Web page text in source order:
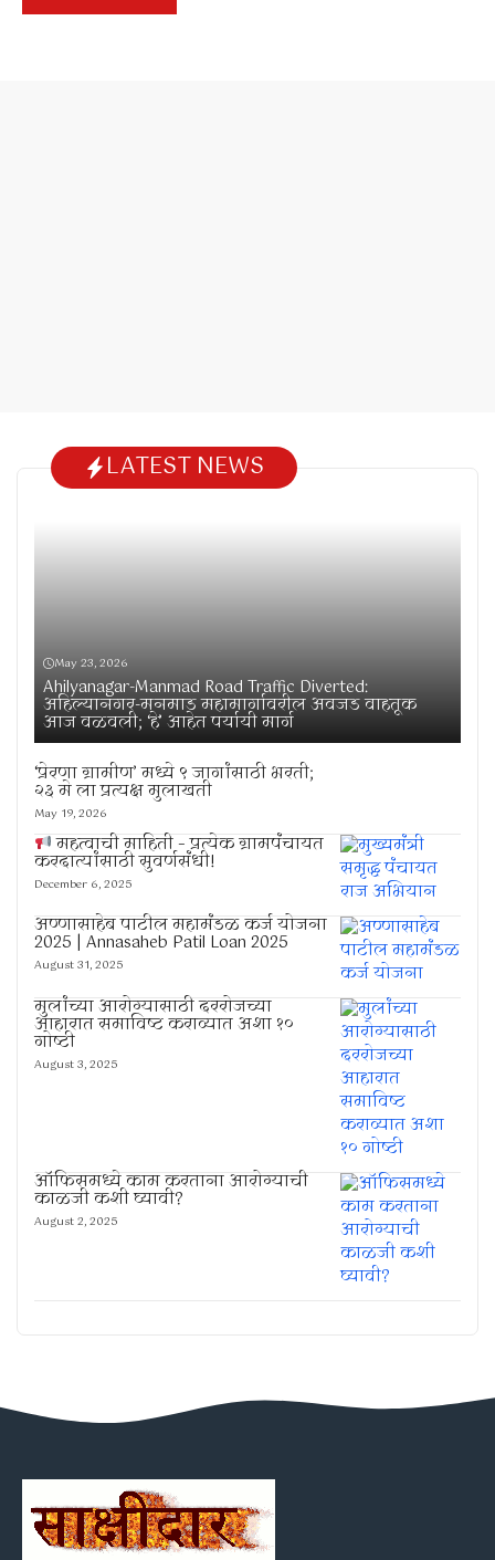
LATEST NEWS
May 23, 2026
Ahilyanagar-Manmad Road Traffic Diverted:
अहिल्यानगर-मनमाड महामार्गावरील अवजड वाहतूक
आज वळवली; ‘हे’ आहेत पर्यायी मार्ग
‘प्रेरणा ग्रामीण’ मध्ये ९ जागांसाठी भरती;
२३ मे ला प्रत्यक्ष मुलाखती
May 19, 2026
महत्वाची माहिती – प्रत्येक ग्रामपंचायत
करदात्यांसाठी सुवर्णसंधी!
December 6, 2025
अण्णासाहेब पाटील महामंडळ कर्ज योजना
2025 | Annasaheb Patil Loan 2025
August 31, 2025
मुलांच्या आरोग्यासाठी दररोजच्या
आहारात समाविष्ट कराव्यात अशा १०
गोष्टी
August 3, 2025
ऑफिसमध्ये काम करताना आरोग्याची
काळजी कशी घ्यावी?
August 2, 2025